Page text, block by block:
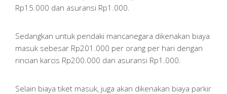
Rp15.000 dan asuransi Rp1.000.
Sedangkan untuk pendaki mancanegara dikenakan biaya
masuk sebesar Rp201.000 per orang per hari dengan
rincian karcis Rp200.000 dan asuransi Rp1.000.
Selain biaya tiket masuk, juga akan dikenakan biaya parkir